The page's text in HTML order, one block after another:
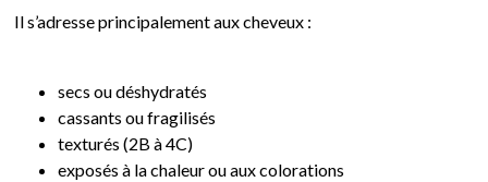
Il s’adresse principalement aux cheveux :
secs ou déshydratés
cassants ou fragilisés
texturés (2B à 4C)
exposés à la chaleur ou aux colorations